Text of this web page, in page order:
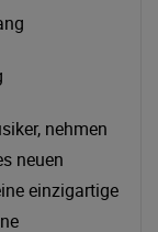
nehmen
neuen
einzigartige